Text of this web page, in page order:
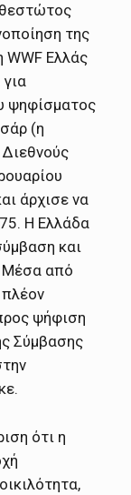
της
WWF Ελλάς
ψηφίσματος
(η
άρχισε να
Η Ελλάδα
και
Μέσα από
πλέον
ψήφιση
Σύμβασης
ότι η